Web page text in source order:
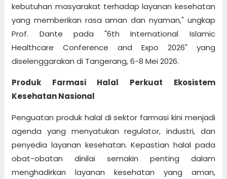
kebutuhan masyarakat terhadap layanan kesehatan
yang memberikan rasa aman dan nyaman," ungkap
Prof. Dante pada "6th International Islamic
Healthcare Conference and Expo 2026" yang
diselenggarakan di Tangerang, 6-8 Mei 2026.
Produk Farmasi Halal Perkuat Ekosistem
Kesehatan Nasional
Penguatan produk halal di sektor farmasi kini menjadi
agenda yang menyatukan regulator, industri, dan
penyedia layanan kesehatan. Kepastian halal pada
obat-obatan dinilai semakin penting dalam
menghadirkan layanan kesehatan yang aman,